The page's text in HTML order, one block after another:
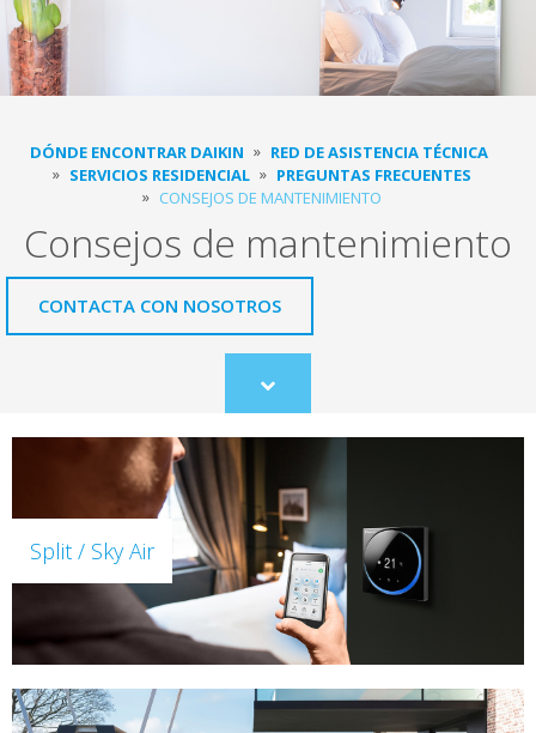
DÓNDE ENCONTRAR DAIKIN
RED DE ASISTENCIA TÉCNICA
SERVICIOS RESIDENCIAL
PREGUNTAS FRECUENTES
CONSEJOS DE MANTENIMIENTO
Consejos de mantenimiento
CONTACTA CON NOSOTROS
Scroll
to
content
Split / Sky Air